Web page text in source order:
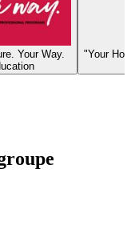
Your Way.
"Your